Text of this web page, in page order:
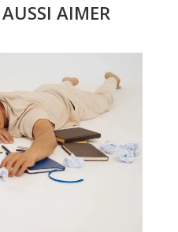
AIMER